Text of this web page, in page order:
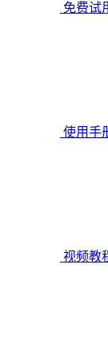
免费试
使用手
视频教